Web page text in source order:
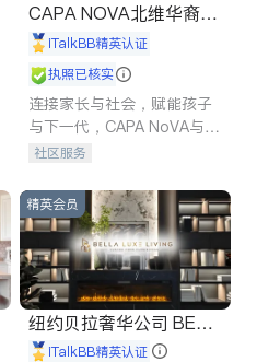
CAPA NOVA北维华裔家
长会iTalkBB精英认证
执照已核实
连接家长与社会，赋能孩子
与下一代，CAPA NoVA与您
携手建设包容、公平、充满
社区服务
精英会员
纽约贝拉奢华公司 BELL
A LUXE
iTalkBB精英认证